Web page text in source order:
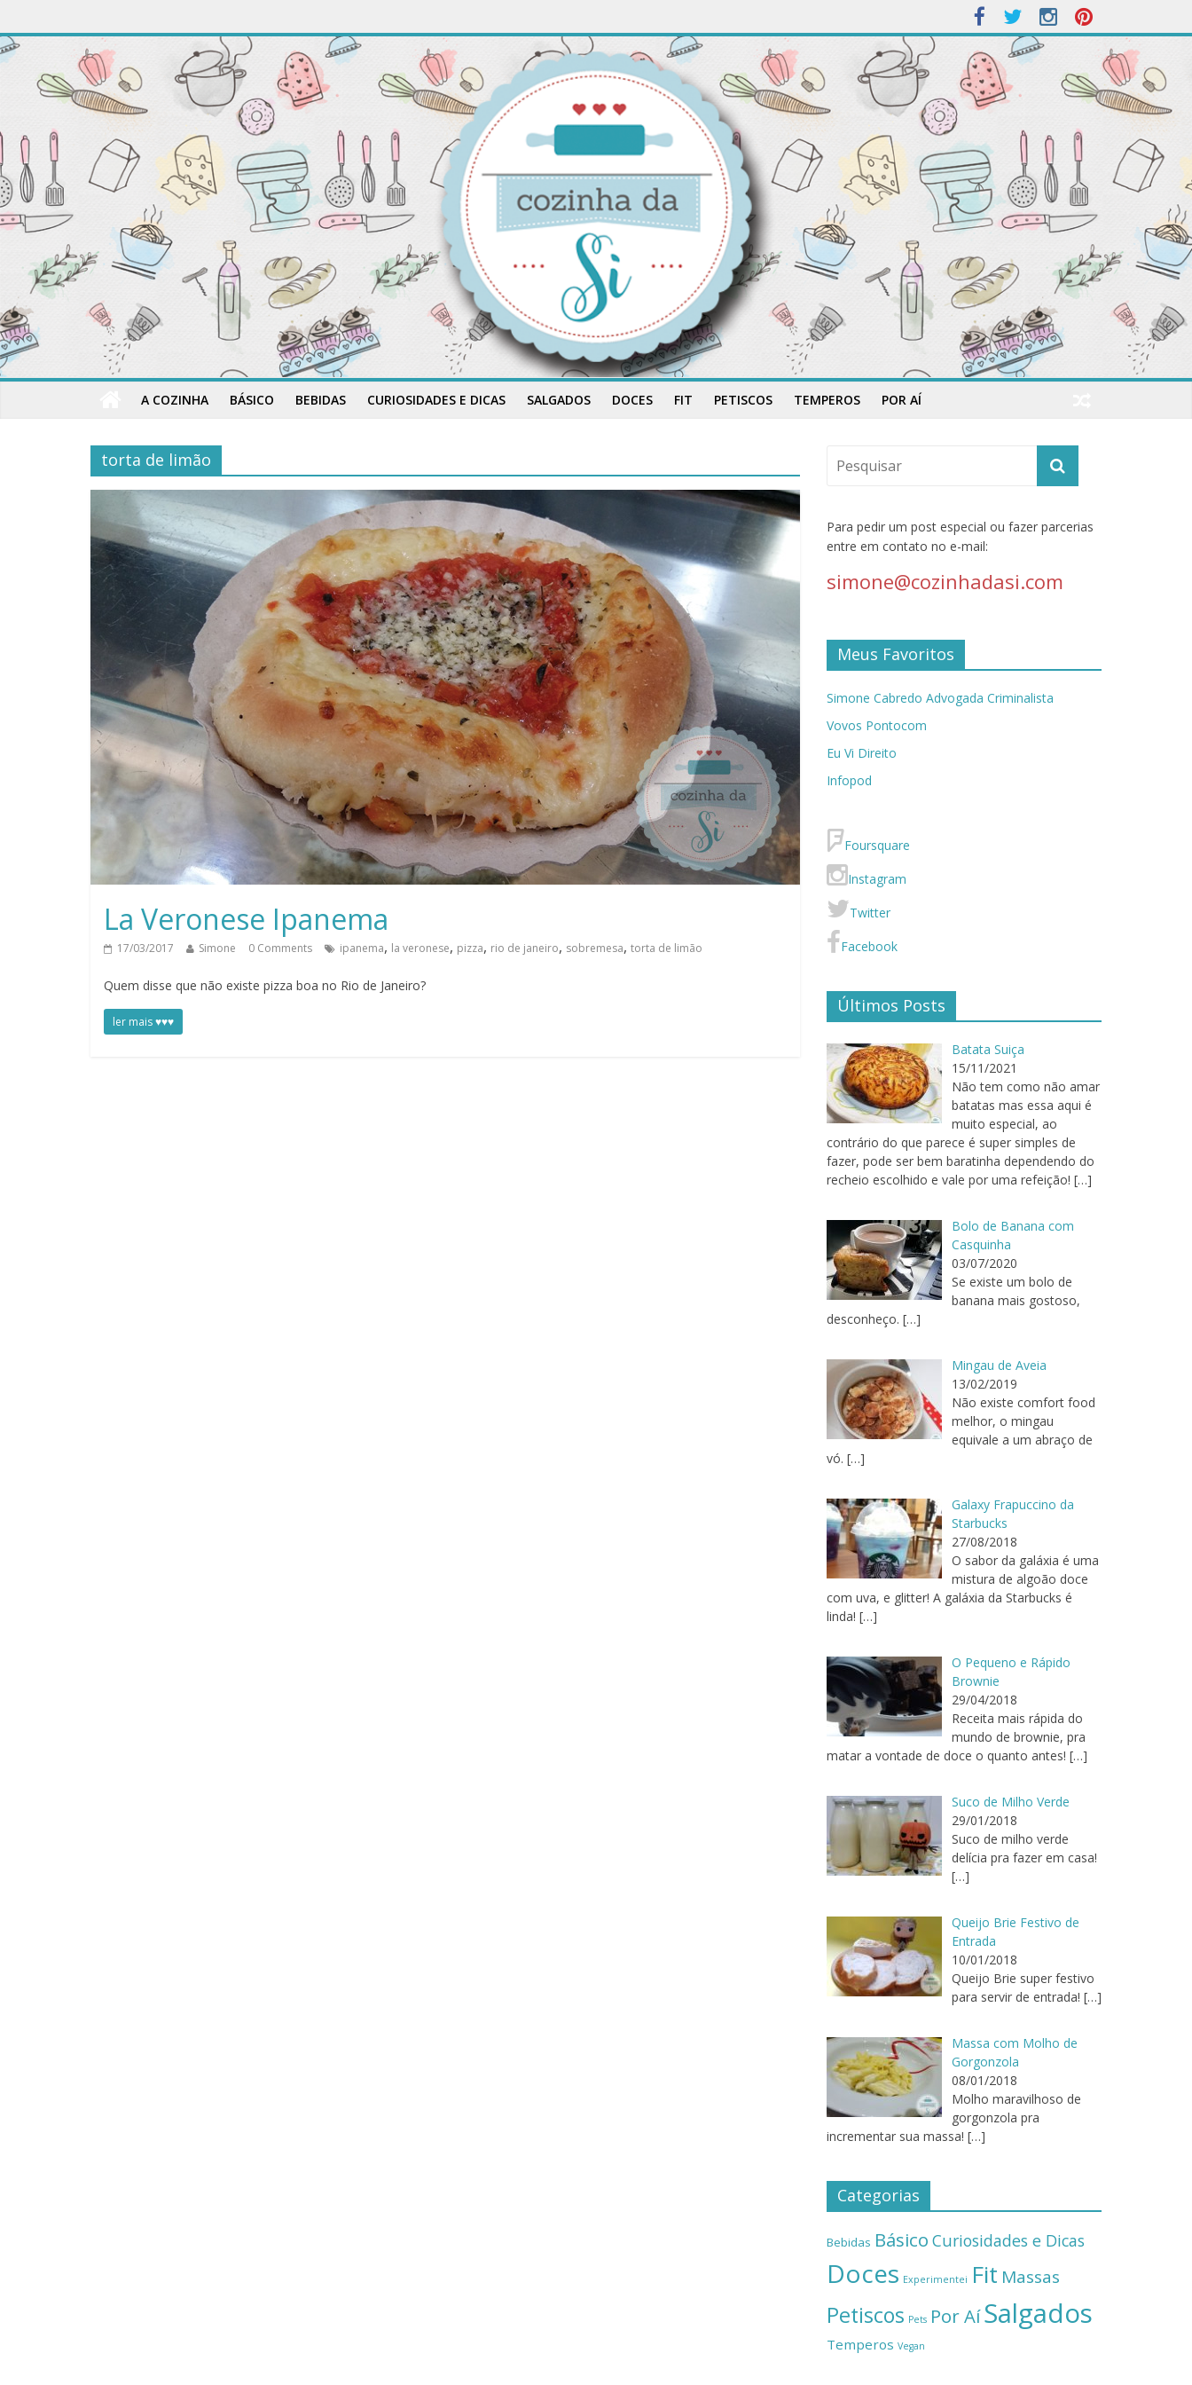
A COZINHA BÁSICO BEBIDAS CURIOSIDADES E DICAS SALGADOS DOCES FIT PETISCOS TEMPEROS POR AÍ
torta de limão
La Veronese Ipanema
17/03/2017 Simone 0 Comments ipanema, la veronese, pizza, rio de janeiro, sobremesa, torta de limão
Quem disse que não existe pizza boa no Rio de Janeiro?
ler mais ♥♥♥
Para pedir um post especial ou fazer parcerias
entre em contato no e-mail:
simone@cozinhadasi.com
Meus Favoritos
Simone Cabredo Advogada Criminalista
Vovos Pontocom
Eu Vi Direito
Infopod
Foursquare
Instagram
Twitter
Facebook
Últimos Posts
Batata Suiça
15/11/2021
Não tem como não amar
batatas mas essa aqui é
muito especial, ao
contrário do que parece é super simples de
fazer, pode ser bem baratinha dependendo do
recheio escolhido e vale por uma refeição! […]
Bolo de Banana com
Casquinha
03/07/2020
Se existe um bolo de
banana mais gostoso,
desconheço. […]
Mingau de Aveia
13/02/2019
Não existe comfort food
melhor, o mingau
equivale a um abraço de
vó. […]
Galaxy Frapuccino da
Starbucks
27/08/2018
O sabor da galáxia é uma
mistura de algoão doce
com uva, e glitter! A galáxia da Starbucks é
linda! […]
O Pequeno e Rápido
Brownie
29/04/2018
Receita mais rápida do
mundo de brownie, pra
matar a vontade de doce o quanto antes! […]
Suco de Milho Verde
29/01/2018
Suco de milho verde
delícia pra fazer em casa!
[…]
Queijo Brie Festivo de
Entrada
10/01/2018
Queijo Brie super festivo
para servir de entrada! […]
Massa com Molho de
Gorgonzola
08/01/2018
Molho maravilhoso de
gorgonzola pra
incrementar sua massa! […]
Categorias
Bebidas Básico Curiosidades e Dicas
Doces Experimentei Fit Massas
Petiscos Pets Por AíSalgados
Temperos Vegan